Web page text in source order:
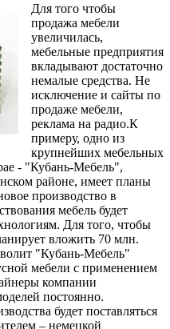
Для того чтобы
продажа мебели
увеличилась,
мебельные предприятия
вкладывают достаточно
немалые средства. Не
исключение и сайты по
продаже мебели,
реклама на радио.К
примеру, одно из
крупнейших мебельных
- "Кубань-Мебель",
районе, имеет планы
производство в
мебель будет
Для того, чтобы
вложить 70 млн.
"Кубань-Мебель"
мебели с применением
компании
постоянно.
будет поставляться
– немецкой